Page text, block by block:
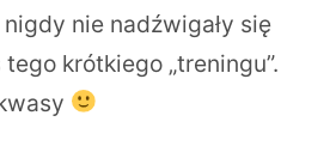
nie nadźwigały się
krótkiego „treningu”.